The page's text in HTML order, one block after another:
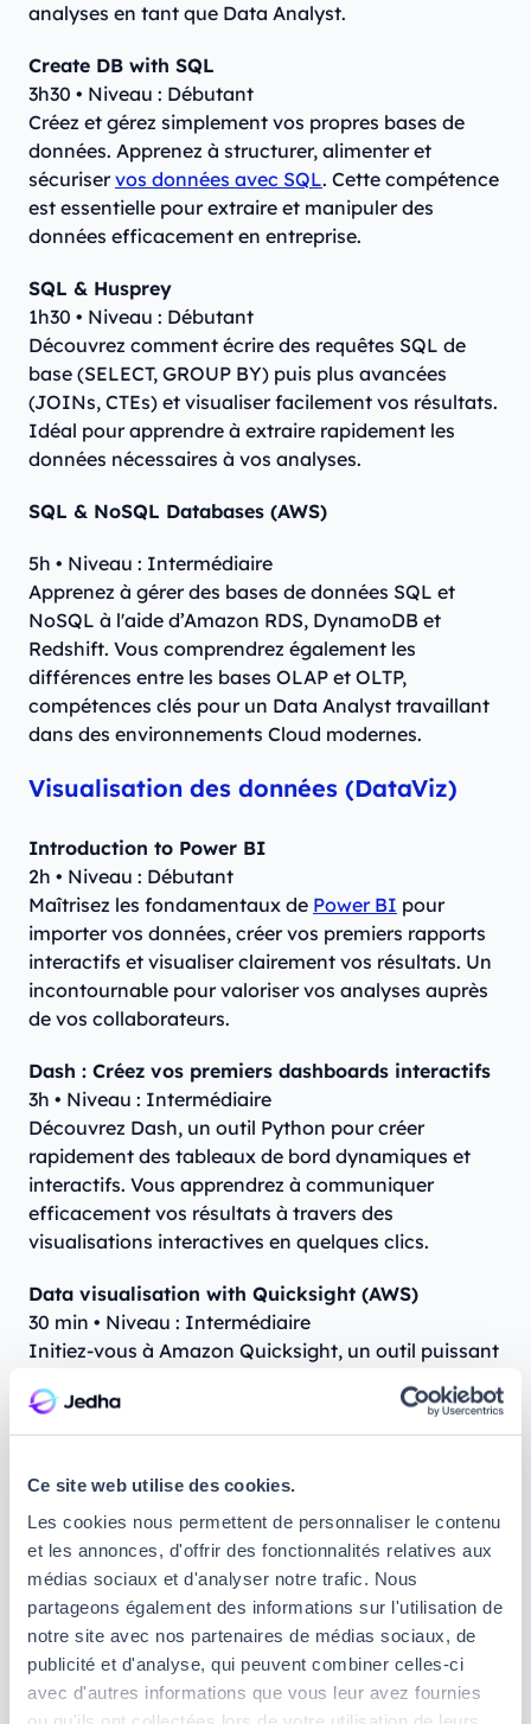
Ce site web utilise des cookies.
Les cookies nous permettent de personnaliser le contenu
et les annonces, d'offrir des fonctionnalités relatives aux
médias sociaux et d'analyser notre trafic. Nous
partageons également des informations sur l'utilisation de
notre site avec nos partenaires de médias sociaux, de
publicité et d'analyse, qui peuvent combiner celles-ci
avec d'autres informations que vous leur avez fournies
analyses en tant que Data Analyst.
Create DB with SQL
3h30 • Niveau : Débutant
Créez et gérez simplement vos propres bases de
données. Apprenez à structurer, alimenter et
sécuriservos données avec SQL. Cette compétence
est essentielle pour extraire et manipuler des
données efficacement en entreprise.
SQL & Husprey
1h30 • Niveau : Débutant
Découvrez comment écrire des requêtes SQL de
base (SELECT, GROUP BY) puis plus avancées
(JOINs, CTEs) et visualiser facilement vos résultats.
Idéal pour apprendre à extraire rapidement les
données nécessaires à vos analyses.
SQL & NoSQL Databases (AWS)
5h • Niveau : Intermédiaire
Apprenez à gérer des bases de données SQL et
NoSQL à l'aide d’Amazon RDS, DynamoDB et
Redshift. Vous comprendrez également les
différences entre les bases OLAP et OLTP,
compétences clés pour un Data Analyst travaillant
dans des environnements Cloud modernes.
Visualisation des données (DataViz)
Introduction to Power BI
2h • Niveau : Débutant
Maîtrisez les fondamentaux de Power BI pour
importer vos données, créer vos premiers rapports
interactifs et visualiser clairement vos résultats. Un
incontournable pour valoriser vos analyses auprès
de vos collaborateurs.
Dash : Créez vos premiers dashboards interactifs
3h • Niveau : Intermédiaire
Découvrez Dash, un outil Python pour créer
rapidement des tableaux de bord dynamiques et
interactifs. Vous apprendrez à communiquer
efficacement vos résultats à travers des
visualisations interactives en quelques clics.
Data visualisation with Quicksight (AWS)
30 min • Niveau : Intermédiaire
Initiez-vous à Amazon Quicksight, un outil puissant
pour visualiser simplement vos données dans le
cloud. Cette formation rapide est idéale pour
découvrir une alternative efficace à Tableau ou
Statistiques appliquées à l’analyse de
données
Statistics Basics
2h30 • Niveau : Débutant
Assimilez simplement les fondamentaux
statistiques essentiels au Data Analyst : différences